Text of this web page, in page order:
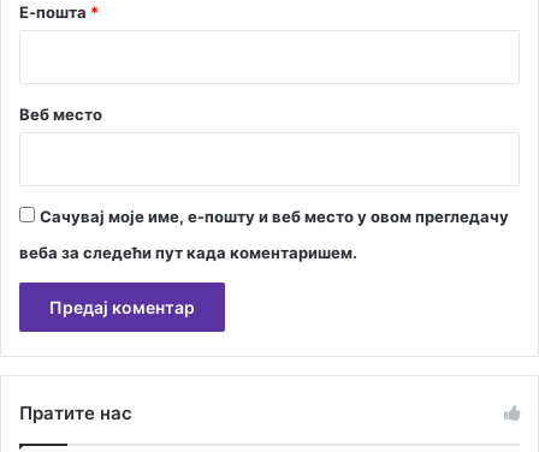
Е-пошта *
Веб место
Сачувај моје име, е-пошту и веб место у овом прегледачу
веба за следећи пут када коментаришем.
тПратите нас